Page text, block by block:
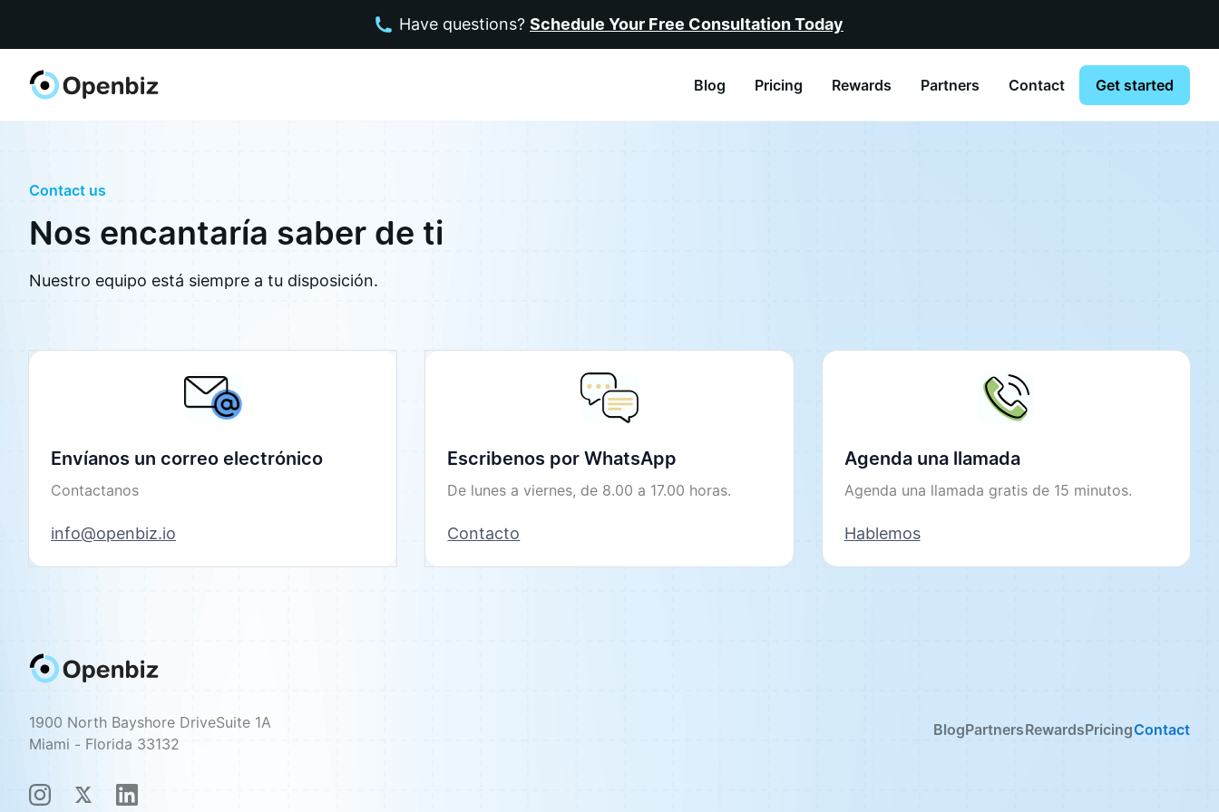
Have questions? Schedule Your Free Consultation Today
Blog Pricing Rewards Partners Contact Get started
Contact us
Nos encantaría saber de ti
Nuestro equipo está siempre a tu disposición.
Envíanos un correo electrónico
Contactanos
info@openbiz.io
Escribenos por WhatsApp
De lunes a viernes, de 8.00 a 17.00 horas.
Contacto
Agenda una llamada
Agenda una llamada gratis de 15 minutos.
Hablemos
1900 North Bayshore DriveSuite 1A
Miami - Florida 33132
BlogPartnersRewardsPricingContact